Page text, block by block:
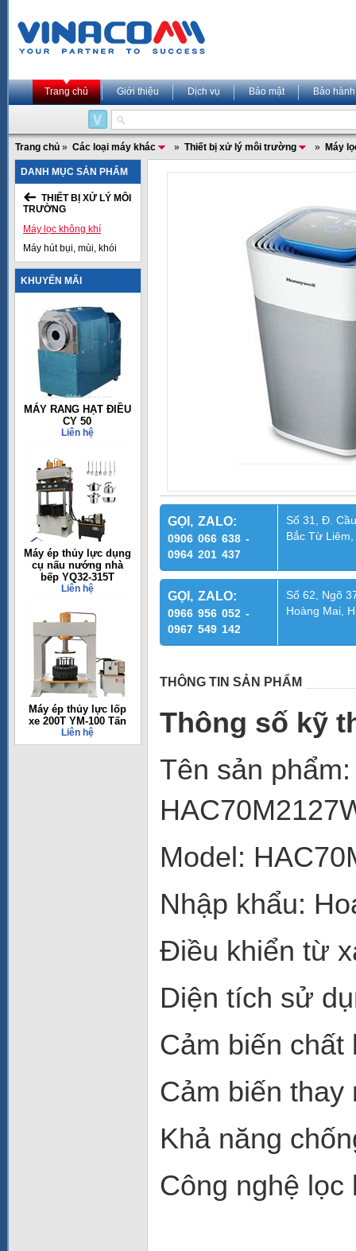
Trang chủ Giới thiệu Dịch vụ Bảo mật Bảo hành
Trang chủ » Các loại máy khác » Thiết bị xử lý môi trường » Máy
DANH MỤC SẢN PHẨM
THIẾT BỊ XỬ LÝ MÔI
TRƯỜNG
Máy lọc không khí
Máy hút bụi, mùi, khói
KHUYẾN MÃI
MÁY RANG HẠT ĐIỀU
CY 50
Liên hệ
Máy ép thủy lực dụng
cụ nấu nướng nhà
bếp YQ32-315T
Liên hệ
Máy ép thủy lực lốp
xe 200T YM-100 Tấn
Liên hệ
GỌI, ZALO:
0906 066 638 -
0964 201 437
Số 31, Đ.
Bắc Từ
GỌI, ZALO:
0966 956 052 -
0967 549 142
Số 62, Ngõ
Hoàng Mai,
THÔNG TIN SẢN PHẨM
Thông số kỹ
Tên sản
Model:
Nhập khẩu:
Điều khiển từ
Diện tích sử
Cảm biến
Cảm biến thay
Khả năng
Công nghệ lọc